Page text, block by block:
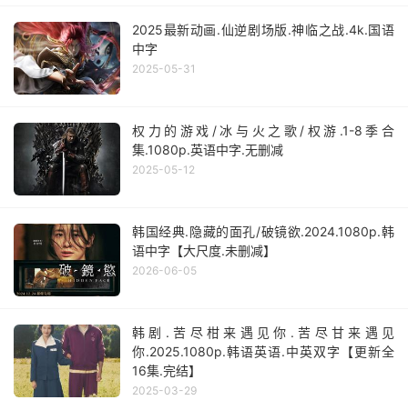
2025最新动画.仙逆剧场版.神临之战.4k.国语
中字
2025-05-31
权力的游戏/冰与火之歌/权游.1-8季合
集.1080p.英语中字.无删减
2025-05-12
韩国经典.隐藏的面孔/破镜欲.2024.1080p.韩
语中字【大尺度.未删减】
2026-06-05
韩剧.苦尽柑来遇见你.苦尽甘来遇见
你.2025.1080p.韩语英语.中英双字【更新全
16集.完结】
2025-03-29